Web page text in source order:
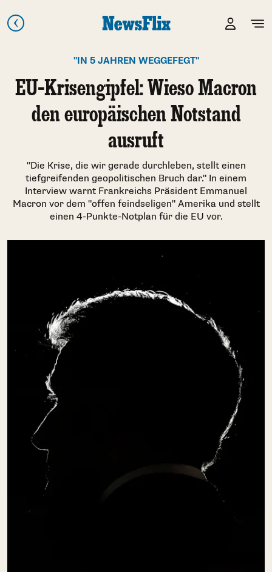
"IN 5 JAHREN WEGGEFEGT"
EU-Krisengipfel: Wieso Macron
den europäischen Notstand
ausruft
"Die Krise, die wir gerade durchleben, stellt einen
tiefgreifenden geopolitischen Bruch dar." In einem
Interview warnt Frankreichs Präsident Emmanuel
Macron vor dem "offen feindseligen" Amerika und stellt
einen 4-Punkte-Notplan für die EU vor.